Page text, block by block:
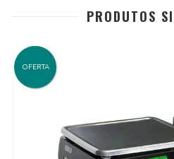
PRODUTOS
OFERTA